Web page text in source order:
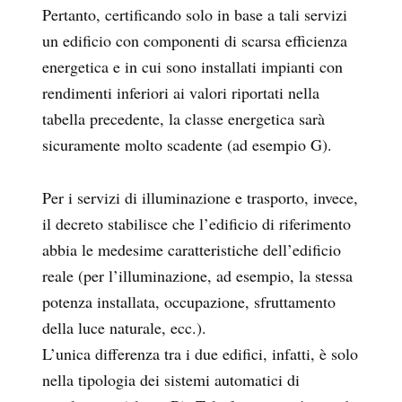
Pertanto, certificando solo in base a tali servizi
un edificio con componenti di scarsa efficienza
energetica e in cui sono installati impianti con
rendimenti inferiori ai valori riportati nella
tabella precedente, la classe energetica sarà
sicuramente molto scadente (ad esempio G).
Per i servizi di illuminazione e trasporto, invece,
il decreto stabilisce che l’edificio di riferimento
abbia le medesime caratteristiche dell’edificio
reale (per l’illuminazione, ad esempio, la stessa
potenza installata, occupazione, sfruttamento
della luce naturale, ecc.).
L’unica differenza tra i due edifici, infatti, è solo
nella tipologia dei sistemi automatici di